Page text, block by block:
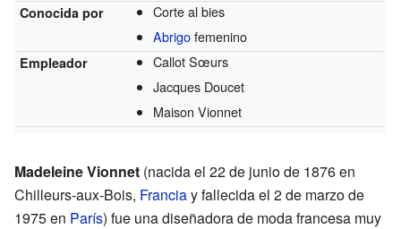
Conocida por
Corte al bies
Abrigofemenino
Empleador
Callot Sœurs
Jacques Doucet
Maison Vionnet
Madeleine Vionnet (nacida el 22 de junio de 1876 en
Chilleurs-aux-Bois, Franciay fallecida el 2 de marzo de
1975 en París) fue una diseñadora de moda francesa muy